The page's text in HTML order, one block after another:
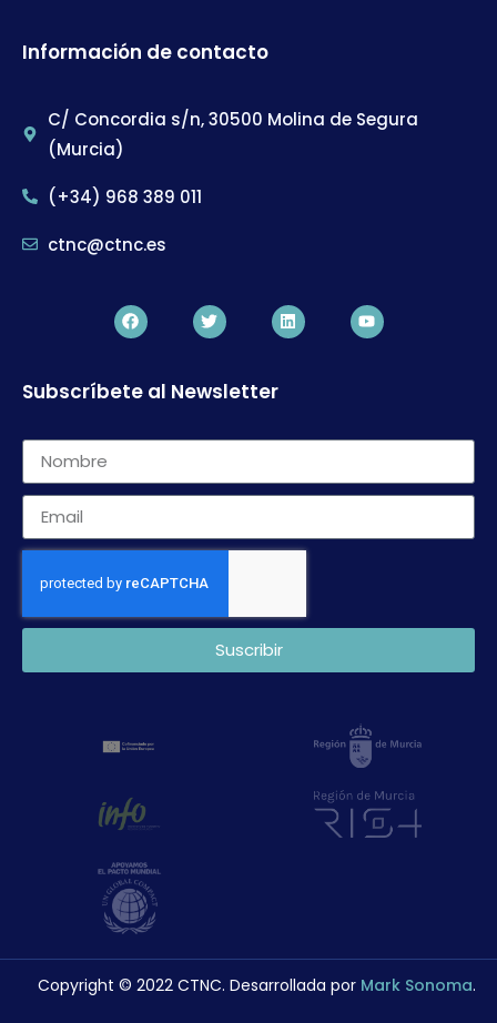
Información de contacto
C/ Concordia s/n, 30500 Molina de Segura
(Murcia)
(+34) 968 389 011
ctnc@ctnc.es
Subscríbete al Newsletter
Suscribir
Copyright © 2022 CTNC. Desarrollada por Mark Sonoma.